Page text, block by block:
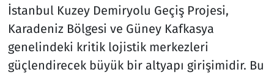
İstanbul Kuzey Demiryolu Geçiş Projesi,
Karadeniz Bölgesi ve Güney Kafkasya
genelindeki kritik lojistik merkezleri
güçlendirecek büyük bir altyapı girişimidir. Bu